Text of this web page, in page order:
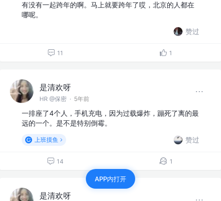
有没有一起跨年的啊。马上就要跨年了哎，北京的人都在
哪呢。
赞过
11 1
是清欢呀
HR @保密 · 5年前
一排座了4个人，手机充电，因为过载爆炸，蹦死了离的最
远的一个。是不是特别倒霉。
上班摸鱼 赞过
14 1
是清欢呀
APP内打开